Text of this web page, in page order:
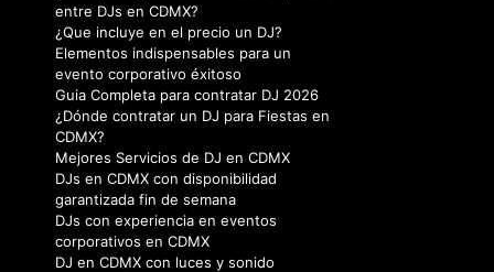
entre DJs en CDMX?
¿Que incluye en el precio un DJ?
Elementos indispensables para un
evento corporativo éxitoso
Guia Completa para contratar DJ 2026
¿Dónde contratar un DJ para Fiestas en
CDMX?
Mejores Servicios de DJ en CDMX
DJs en CDMX con disponibilidad
garantizada fin de semana
DJs con experiencia en eventos
corporativos en CDMX
DJ en CDMX con luces y sonido